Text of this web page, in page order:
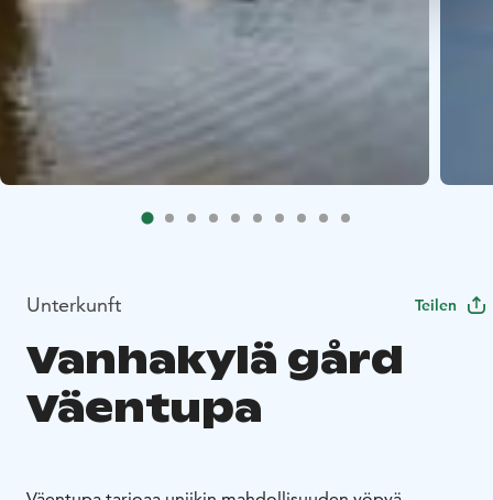
Unterkunft Teilen
Vanhakylä gård
Väentupa